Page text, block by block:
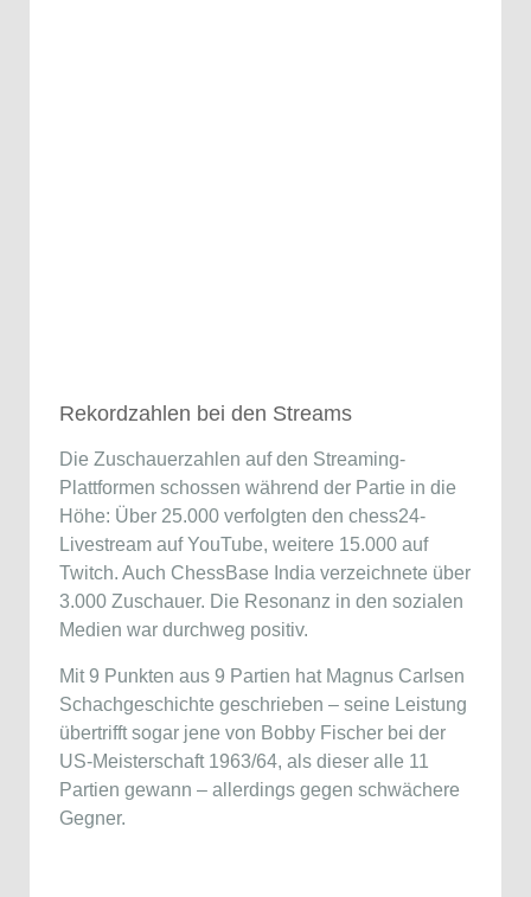
Rekordzahlen bei den Streams
Die Zuschauerzahlen auf den Streaming-
Plattformen schossen während der Partie in die
Höhe: Über 25.000 verfolgten den chess24-
Livestream auf YouTube, weitere 15.000 auf
Twitch. Auch ChessBase India verzeichnete über
3.000 Zuschauer. Die Resonanz in den sozialen
Medien war durchweg positiv.
Mit 9 Punkten aus 9 Partien hat Magnus Carlsen
Schachgeschichte geschrieben – seine Leistung
übertrifft sogar jene von Bobby Fischer bei der
US-Meisterschaft 1963/64, als dieser alle 11
Partien gewann – allerdings gegen schwächere
Gegner.